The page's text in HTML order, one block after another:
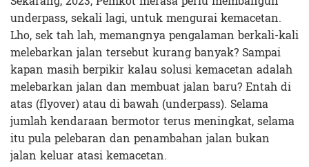
underpass, sekali lagi, untuk mengurai kemacetan.
Lho, sek tah lah, memangnya pengalaman berkali-kali
melebarkan jalan tersebut kurang banyak? Sampai
kapan masih berpikir kalau solusi kemacetan adalah
melebarkan jalan dan membuat jalan baru? Entah di
atas (flyover) atau di bawah (underpass). Selama
jumlah kendaraan bermotor terus meningkat, selama
itu pula pelebaran dan penambahan jalan bukan
jalan keluar atasi kemacetan.